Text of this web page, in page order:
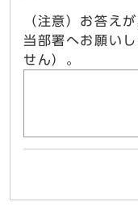
（注意）お答え
当部署へお願い
せん）。